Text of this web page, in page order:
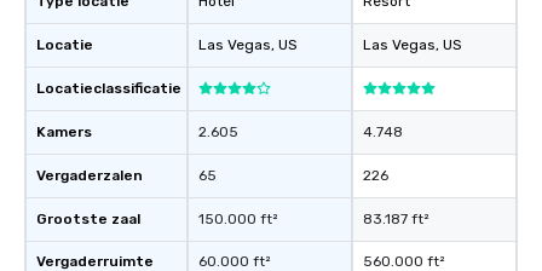
Locatie
Locatieclassificatie
Kamers
Vergaderzalen
Grootste zaal
Vergaderruimte
Las Vegas, US
2.605
65
150.000 ft²
60.000 ft²
Las Vegas, US
4.748
226
83.187 ft²
560.000 ft²